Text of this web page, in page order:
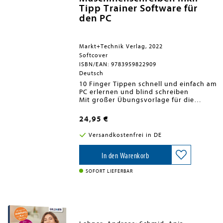
Tipp Trainer Software für
den PC
Markt+Technik Verlag, 2022
Softcover
ISBN/EAN: 9783959822909
Deutsch
10 Finger Tippen schnell und einfach am
PC erlernen und blind schreiben
Mit großer Übungsvorlage für die
inkl. Übungssoftware TippTrainer 10
PRO und Geschäftsbriefvorlagen (als
DVD + Download)
Dieses Paket begleitet Sie beim sicheren
Erlernen des 10 Finger Systems und
dessen Anwendung am Computer.
Anhand vieler Übungseinheiten lernen
Erhalten Sie außerdem praktische Tipps,
24,95 €
Versandkostenfrei in DE
In den Warenkorb
SOFORT LIEFERBAR